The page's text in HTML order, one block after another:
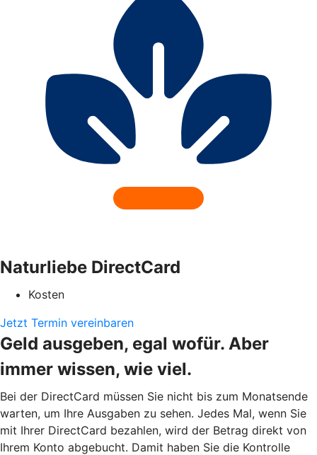
Naturliebe DirectCard
Kosten
Jetzt Termin vereinbaren
Geld ausgeben, egal wofür. Aber
immer wissen, wie viel.
Bei der DirectCard müssen Sie nicht bis zum Monatsende
warten, um Ihre Ausgaben zu sehen. Jedes Mal, wenn Sie
mit Ihrer DirectCard bezahlen, wird der Betrag direkt von
Ihrem Konto abgebucht. Damit haben Sie die Kontrolle